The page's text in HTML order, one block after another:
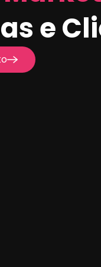
e